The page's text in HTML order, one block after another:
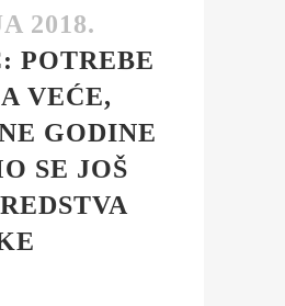
2018.
POTREBE
VEĆE,
GODINE
SE JOŠ